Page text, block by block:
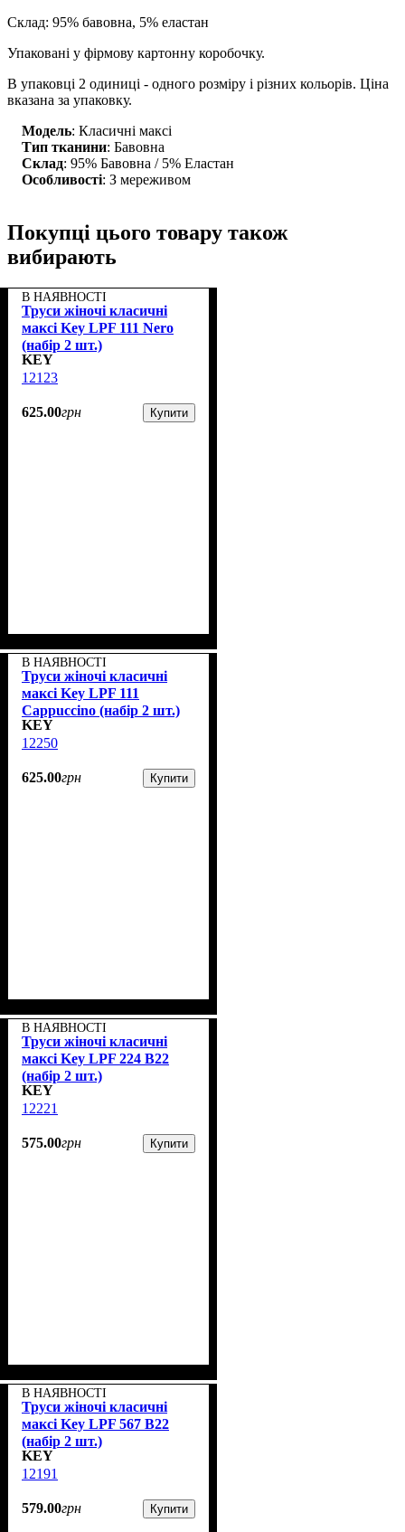
Склад: 95% бавовна, 5% еластан
Упаковані у фірмову картонну коробочку.
В упаковці 2 одиниці - одного розміру і різних кольорів. Ціна
вказана за упаковку.
Модель: Класичні максі
Тип тканини: Бавовна
Склад: 95% Бавовна / 5% Еластан
Особливості: З мереживом
Покупці цього товару також
вибирають
В НАЯВНОСТІ
Труси жіночі класичні
максі Key LPF 111 Nero
(набір 2 шт.)
KEY
12123
625.00грн Купити
В НАЯВНОСТІ
Труси жіночі класичні
максі Key LPF 111
Cappuccino (набір 2 шт.)
KEY
12250
625.00грн Купити
В НАЯВНОСТІ
Труси жіночі класичні
максі Key LPF 224 B22
(набір 2 шт.)
KEY
12221
575.00грн Купити
В НАЯВНОСТІ
Труси жіночі класичні
максі Key LPF 567 B22
(набір 2 шт.)
KEY
12191
579.00грн Купити